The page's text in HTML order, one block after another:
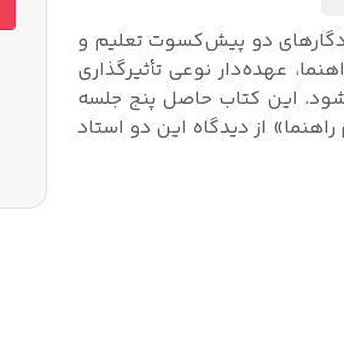
دو پیش‌کسوت تعلیم و
عهده‌دار نوعی تأثیرگذاری
این کتاب حاصل پنج جلسه
از دیدگاه این دو استاد